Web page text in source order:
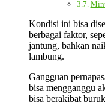
Kondisi ini bisa
berbagai faktor,
jantung, bahkan
lambung.
Gangguan
bisa mengganggu
bisa berakibat